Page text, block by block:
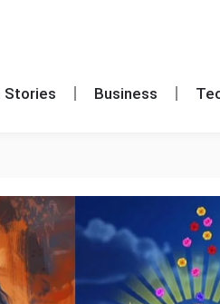
Stories Business